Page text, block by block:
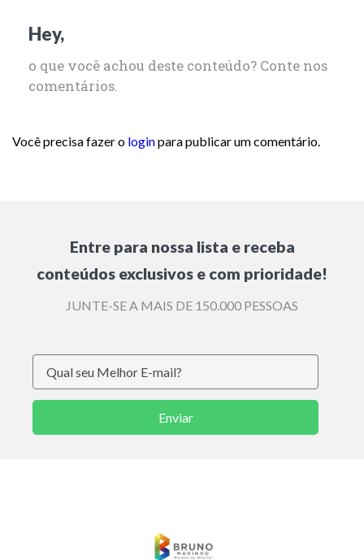
Hey,
o que você achou deste conteúdo? Conte nos
comentários.
Você precisa fazer o loginpara publicar um comentário.
Entre para nossa lista e receba
conteúdos exclusivos e com prioridade!
JUNTE-SE A MAIS DE 150.000 PESSOAS
Enviar